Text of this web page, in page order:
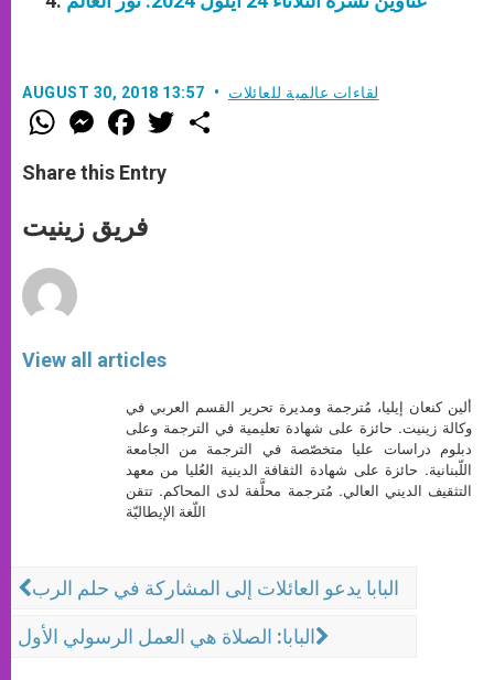
AUGUST 30, 2018 13:57 لقاءات عالمية للعائلات
W
h
t
s
p
p
M
e
s
e
g
e
F
a
e
b
o
k
w
Share this Entry
فريق زينيت
View all articles
ألين كنعان إيليا، مُترجمة ومديرة تحرير القسم العربي في
وكالة زينيت. حائزة على شهادة تعليمية في الترجمة وعلى
دبلوم دراسات عليا متخصّصة في الترجمة من الجامعة
اللّبنانية. حائزة على شهادة الثقافة الدينية العُليا من معهد
التثقيف الديني العالي. مُترجمة محلَّفة لدى المحاكم. تتقن
اللّغة الإيطاليّة
البابا يدعو العائلات إلى المشاركة في حلم الرب
البابا: الصلاة هي العمل الرسولي الأول